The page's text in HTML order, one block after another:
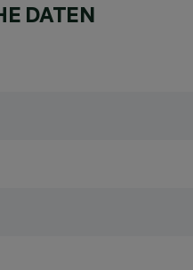
DATEN